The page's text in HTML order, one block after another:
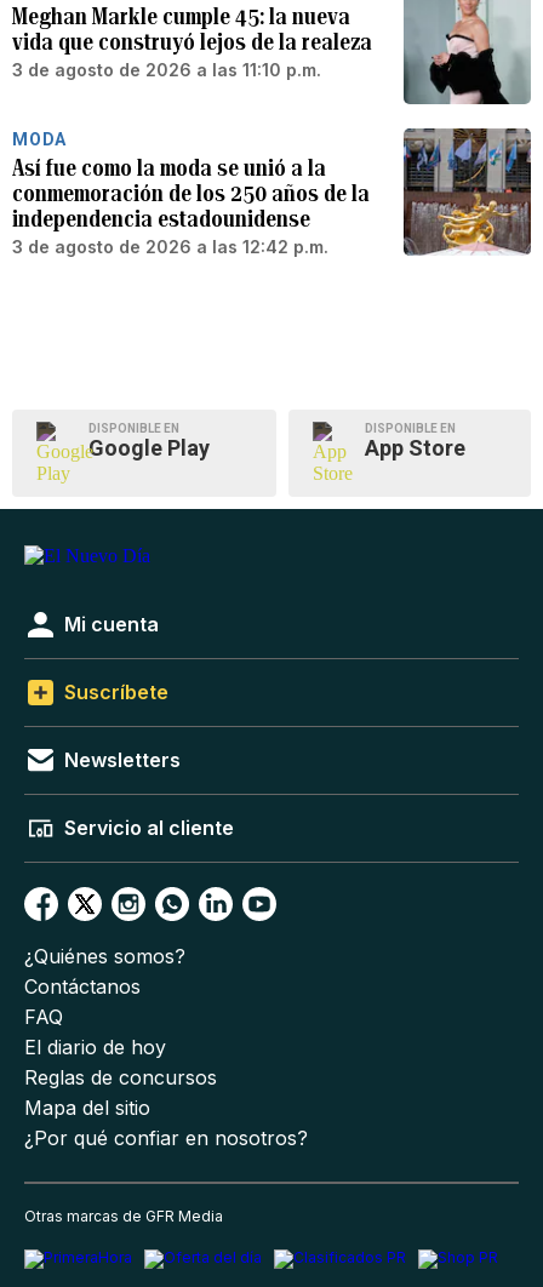
Meghan Markle cumple 45: la nueva
vida que construyó lejos de la realeza
3 de agosto de 2026 a las 11:10 p.m.
MODA
Así fue como la moda se unió a la
conmemoración de los 250 años de la
independencia estadounidense
3 de agosto de 2026 a las 12:42 p.m.
DISPONIBLE EN
Google Play
DISPONIBLE EN
App Store
Mi cuenta
Suscríbete
Newsletters
Servicio al cliente
¿Quiénes somos?
Contáctanos
FAQ
El diario de hoy
Reglas de concursos
Mapa del sitio
¿Por qué confiar en nosotros?
Otras marcas de GFR Media